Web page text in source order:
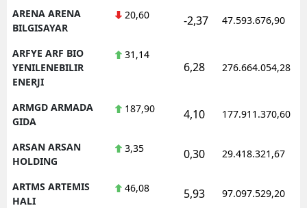
ARENA ARENA
BILGISAYAR
20,60 -2,37 47.593.676,90
ARFYE ARF BIO
YENILENEBILIR
ENERJI
31,14
6,28 276.664.054,28
ARMGD ARMADA
GIDA
187,90 4,10 177.911.370,60
ARSAN ARSAN
HOLDING
3,35 0,30 29.418.321,67
ARTMS ARTEMIS
HALI
46,08 5,93 97.097.529,20